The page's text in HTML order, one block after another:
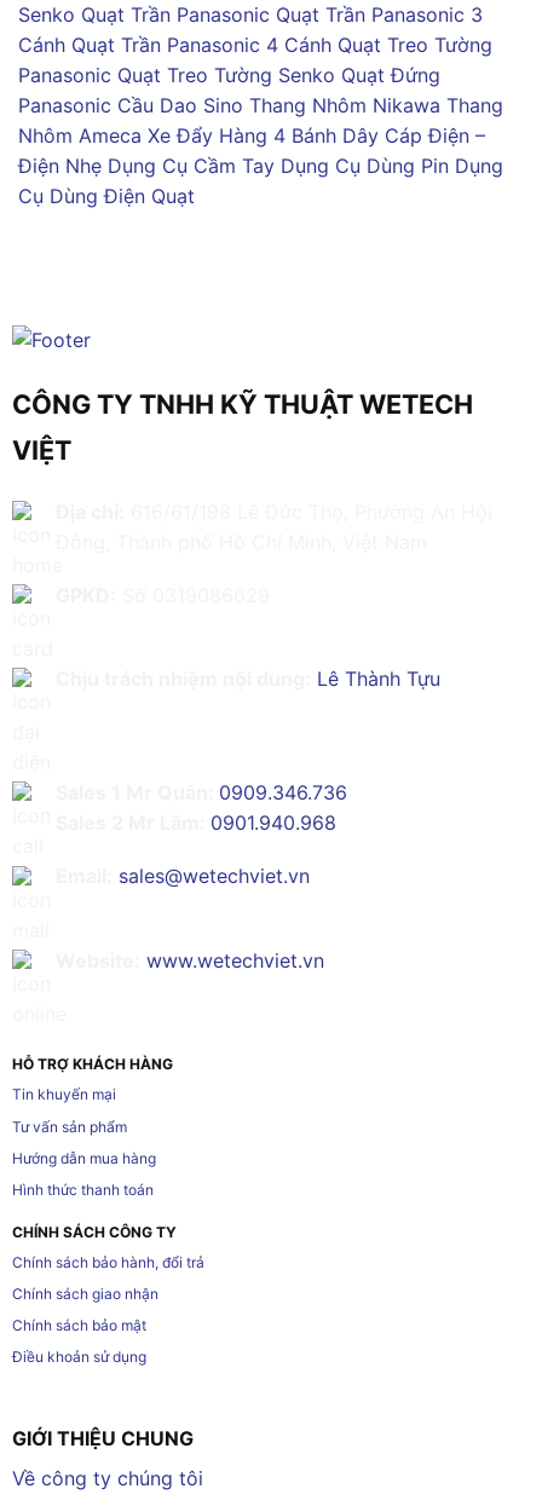
Senko Quạt Trần Panasonic Quạt Trần Panasonic 3
Cánh Quạt Trần Panasonic 4 Cánh Quạt Treo Tường
Panasonic Quạt Treo Tường Senko Quạt Đứng
Panasonic Cầu Dao Sino Thang Nhôm Nikawa Thang
Nhôm Ameca Xe Đẩy Hàng 4 Bánh Dây Cáp Điện –
Điện Nhẹ Dụng Cụ Cầm Tay Dụng Cụ Dùng Pin Dụng
Cụ Dùng Điện Quạt
CÔNG TY TNHH KỸ THUẬT WETECH
VIỆT
Lê Thành Tựu
0909.346.736
0901.940.968
sales@wetechviet.vn
www.wetechviet.vn
HỖ TRỢ KHÁCH HÀNG
Tin khuyến mại
Tư vấn sản phẩm
Hướng dẫn mua hàng
Hình thức thanh toán
CHÍNH SÁCH CÔNG TY
Chính sách bảo hành, đổi trả
Chính sách giao nhận
Chính sách bảo mật
Điều khoản sử dụng
GIỚI THIỆU CHUNG
Về công ty chúng tôi